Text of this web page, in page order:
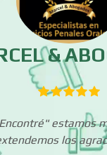
Cajas de
Cancelería de
Carpinterías
&
estamos
los